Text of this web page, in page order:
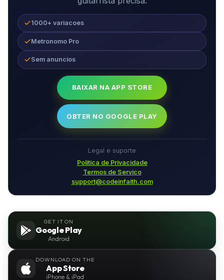
1000+ variacoes
Metronomo Pro
Sem anuncios
BAIXAR NA APP STORE
OBTER NO GOOGLE PLAY
Legal e suporte
Politica de Privacidade
Termos de Servico
support@codeinfaith.com
GET IT ON
Google Play
Android
DOWNLOAD ON THE
App Store
iPhone & iPad